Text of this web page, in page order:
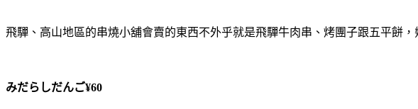
飛驒、高山地區的串燒小舖會賣的東西不外乎就是飛驒牛肉串、烤團子跟五平餅，
みだらしだんご¥60